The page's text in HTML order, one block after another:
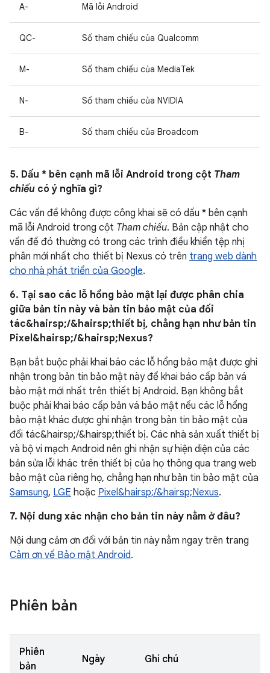
A- Mã lỗi Android
QC- Số tham chiếu của Qualcomm
M- Số tham chiếu của MediaTek
N- Số tham chiếu của NVIDIA
B- Số tham chiếu của Broadcom
5. Dấu * bên cạnh mã lỗi Android trong cột Tham
chiếu có ý nghĩa gì?
Các vấn đề không được công khai sẽ có dấu * bên cạnh
mã lỗi Android trong cột Tham chiếu. Bản cập nhật cho
vấn đề đó thường có trong các trình điều khiển tệp nhị
phân mới nhất cho thiết bị Nexus có trên trang web dành
cho nhà phát triển của Google.
6. Tại sao các lỗ hổng bảo mật lại được phân chia
giữa bản tin này và bản tin bảo mật của đối
tác&hairsp;/&hairsp;thiết bị, chẳng hạn như bản tin
Pixel&hairsp;/&hairsp;Nexus?
Bạn bắt buộc phải khai báo các lỗ hổng bảo mật được ghi
nhận trong bản tin bảo mật này để khai báo cấp bản vá
bảo mật mới nhất trên thiết bị Android. Bạn không bắt
buộc phải khai báo cấp bản vá bảo mật nếu các lỗ hổng
bảo mật khác được ghi nhận trong bản tin bảo mật của
đối tác&hairsp;/&hairsp;thiết bị. Các nhà sản xuất thiết bị
và bộ vi mạch Android nên ghi nhận sự hiện diện của các
bản sửa lỗi khác trên thiết bị của họ thông qua trang web
bảo mật của riêng họ, chẳng hạn như bản tin bảo mật của
Samsung, LGE hoặc Pixel&hairsp;/&hairsp;Nexus.
7. Nội dung xác nhận cho bản tin này nằm ở đâu?
Nội dung cảm ơn đối với bản tin này nằm ngay trên trang
Cảm ơn về Bảo mật Android.
Phiên bản
Phiên
bản
Ngày Ghi chú